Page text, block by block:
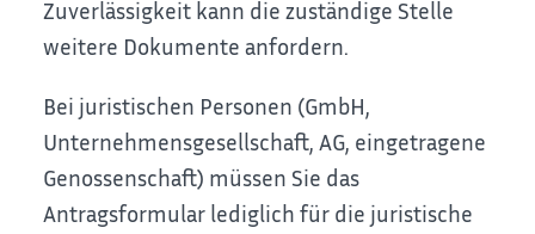
Zuverlässigkeit kann die zuständige Stelle
weitere Dokumente anfordern.
Bei juristischen Personen (GmbH,
Unternehmensgesellschaft, AG, eingetragene
Genossenschaft) müssen Sie das
Antragsformular lediglich für die juristische